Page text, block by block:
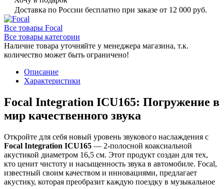
Доставка по России бесплатно при заказе от 12 000 руб.
Все товары Focal
Все товары категории
Наличие товара уточняйте у менеджера магазина, т.к.
количество может быть ограничено!
Описание
Характеристики
Focal Integration ICU165: Погружение в
мир качественного звука
Откройте для себя новый уровень звукового наслаждения с
Focal Integration ICU165 — 2-полосной коаксиальной
акустикой диаметром 16,5 см. Этот продукт создан для тех,
кто ценит чистоту и насыщенность звука в автомобиле. Focal,
известный своим качеством и инновациями, предлагает
акустику, которая преобразит каждую поездку в музыкальное